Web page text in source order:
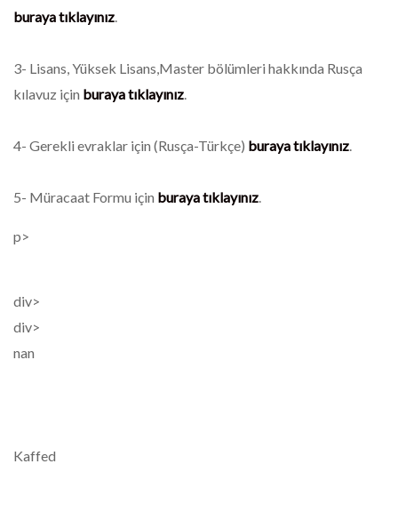
buraya tıklayınız.
3- Lisans, Yüksek Lisans,Master bölümleri hakkında Rusça
kılavuz için buraya tıklayınız.
4- Gerekli evraklar için (Rusça-Türkçe) buraya tıklayınız.
5- Müracaat Formu için buraya tıklayınız.
p>
div>
div>
nan
Kaffed